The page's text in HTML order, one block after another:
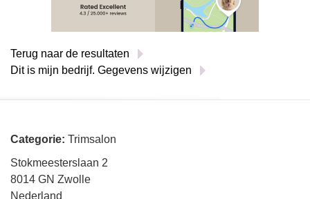
Terug naar de resultaten
Dit is mijn bedrijf. Gegevens wijzigen
Categorie: Trimsalon
Stokmeesterslaan 2
8014 GN Zwolle
Nederland